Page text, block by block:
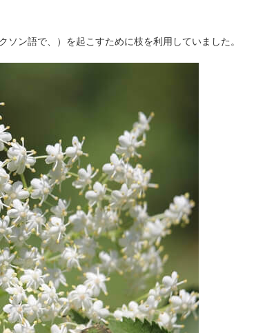
ン語で、）を起こすために枝を利用していました。